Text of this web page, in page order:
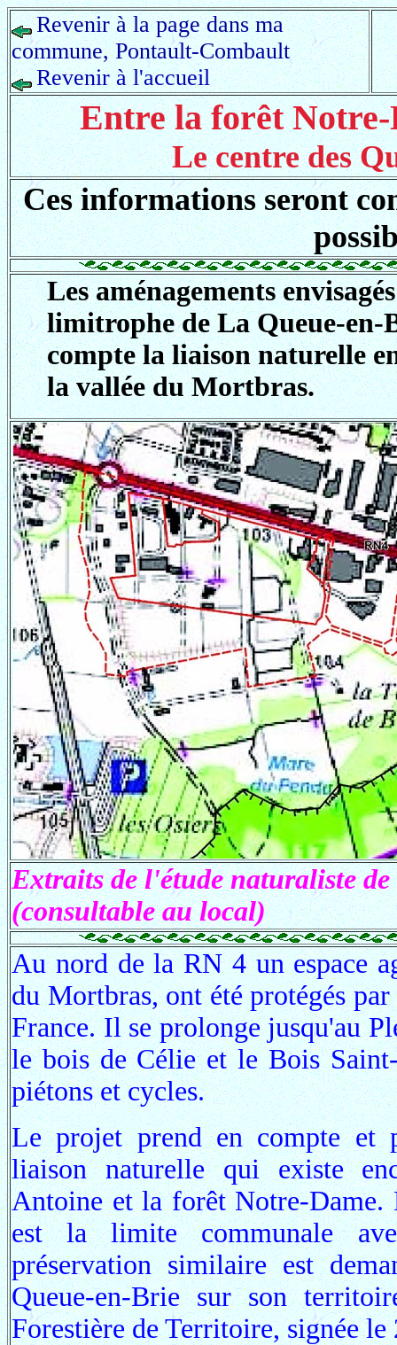
Revenir à la page dans ma
commune, Pontault-Combault
Revenir à l'accueil
Entre la forêt Notre-
Le centre des
Ces informations seront
Les aménagements
limitrophe de La Queue-en-
compte la liaison naturelle
la vallée du Mortbras.
Extraits de l'étude naturaliste
(consultable au local)
Au nord de la RN 4 un espace
du Mortbras, ont été protégés
France. Il se prolonge jusqu'au
le bois de Célie et le Bois
piétons et cycles.
Le projet prend en compte et
liaison naturelle qui existe
Antoine et la forêt Notre-Dame.
est la limite communale
préservation similaire est
Queue-en-Brie sur son
Forestière de Territoire, signée